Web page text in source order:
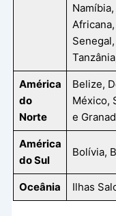
América
do
Norte
Belize,
México,
e
América
do Sul
Bolívia,
Oceânia Ilhas